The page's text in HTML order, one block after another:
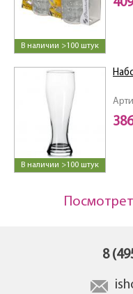
В наличии >100 штук
В наличии >100 штук
8